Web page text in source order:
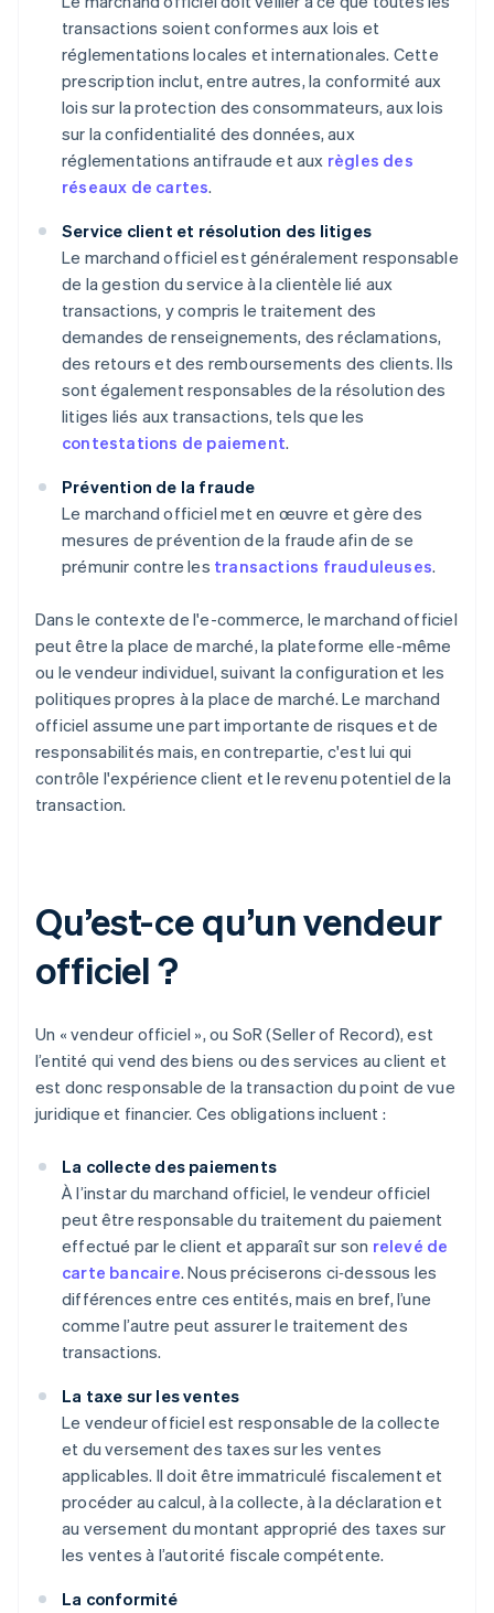
transactions soient conformes aux lois et
réglementations locales et internationales. Cette
prescription inclut, entre autres, la conformité aux
lois sur la protection des consommateurs, aux lois
sur la confidentialité des données, aux
réglementations antifraude et aux règles des
réseaux de cartes.
Service client et résolution des litiges
Le marchand officiel est généralement responsable
de la gestion du service à la clientèle lié aux
transactions, y compris le traitement des
demandes de renseignements, des réclamations,
des retours et des remboursements des clients. Ils
sont également responsables de la résolution des
litiges liés aux transactions, tels que les
contestations de paiement.
Prévention de la fraude
Le marchand officiel met en œuvre et gère des
mesures de prévention de la fraude afin de se
prémunir contre les transactions frauduleuses.
Dans le contexte de l'e-commerce, le marchand officiel
peut être la place de marché, la plateforme elle-même
ou le vendeur individuel, suivant la configuration et les
politiques propres à la place de marché. Le marchand
officiel assume une part importante de risques et de
responsabilités mais, en contrepartie, c'est lui qui
contrôle l'expérience client et le revenu potentiel de la
transaction.
Qu’est-ce qu’un vendeur
officiel ?
Un « vendeur officiel », ou SoR (Seller of Record), est
l’entité qui vend des biens ou des services au client et
est donc responsable de la transaction du point de vue
juridique et financier. Ces obligations incluent :
La collecte des paiements
À l’instar du marchand officiel, le vendeur officiel
peut être responsable du traitement du paiement
effectué par le client et apparaît sur son relevé de
carte bancaire. Nous préciserons ci‑dessous les
différences entre ces entités, mais en bref, l’une
comme l’autre peut assurer le traitement des
transactions.
La taxe sur les ventes
Le vendeur officiel est responsable de la collecte
et du versement des taxes sur les ventes
applicables. Il doit être immatriculé fiscalement et
procéder au calcul, à la collecte, à la déclaration et
au versement du montant approprié des taxes sur
les ventes à l’autorité fiscale compétente.
La conformité